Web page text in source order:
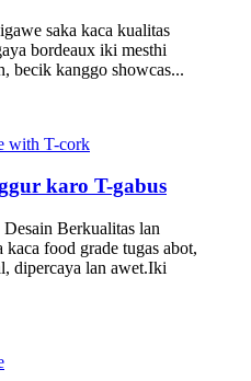
saka kaca kualitas
bordeaux iki mesthi
becik kanggo showcas...
karo T-gabus
Berkualitas lan
food grade tugas abot,
dipercaya lan awet.Iki